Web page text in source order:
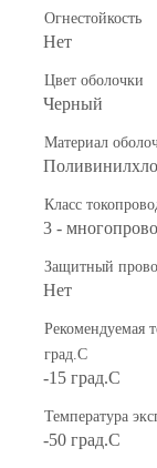
Огнестойкость
Нет
Цвет оболочки
Черный
Материал
Класс
3 -
Защитный
Нет
Рекомендуемая
град.C
-15 град.C
Температура
-50 град.C